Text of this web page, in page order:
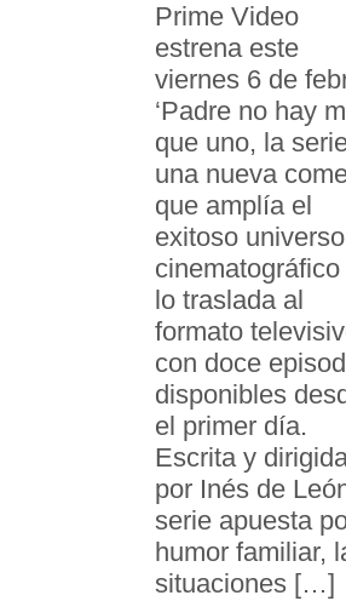
Prime Video
estrena este
viernes 6 de
‘Padre no hay
que uno, la
una nueva
que amplía el
exitoso universo
cinematográfico
lo traslada al
formato
con doce
disponibles
el primer día.
Escrita y
por Inés de
serie apuesta
humor familiar,
situaciones […]